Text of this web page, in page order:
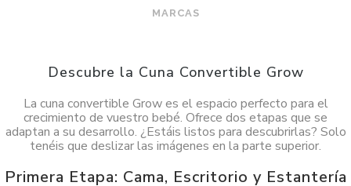
MARCAS
Descubre la Cuna Convertible Grow
La cuna convertible Grow es el espacio perfecto para el
crecimiento de vuestro bebé. Ofrece dos etapas que se
adaptan a su desarrollo. ¿Estáis listos para descubrirlas? Solo
tenéis que deslizar las imágenes en la parte superior.
Primera Etapa: Cama, Escritorio y Estantería